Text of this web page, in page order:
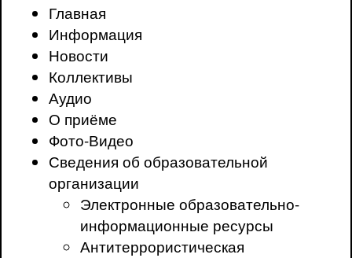
Главная
Информация
Новости
Коллективы
Аудио
О приёме
Фото-Видео
Сведения об образовательной
организации
Электронные образовательно-
информационные ресурсы
Антитеррористическая